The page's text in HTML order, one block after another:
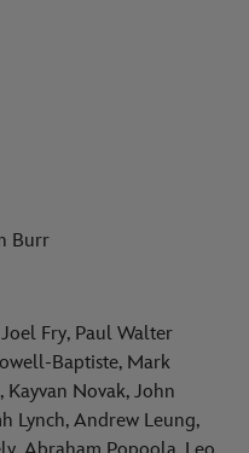
Burr
Fry, Paul Walter
Baptiste, Mark
Novak, John
Lynch, Andrew Leung,